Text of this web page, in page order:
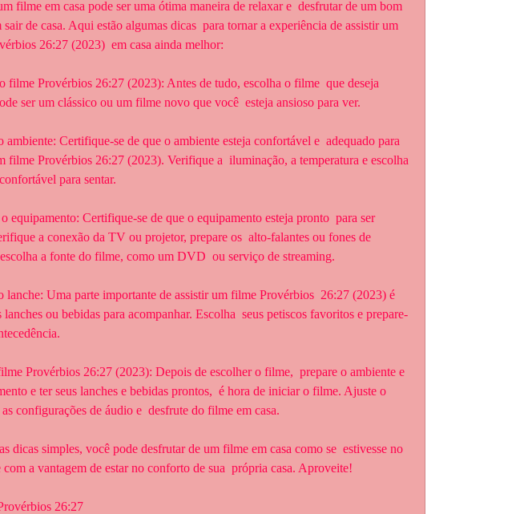
sair de casa. Aqui estão algumas dicas  para tornar a experiência de assistir um
26:27 (2023)  em casa ainda melhor:
ser um clássico ou um filme novo que você  esteja ansioso para ver.
filme Provérbios 26:27 (2023). Verifique a  iluminação, a temperatura e escolha
para sentar.
a conexão da TV ou projetor, prepare os  alto-falantes ou fones de
a fonte do filme, como um DVD  ou serviço de streaming.
lanches ou bebidas para acompanhar. Escolha  seus petiscos favoritos e prepare-
e ter seus lanches e bebidas prontos,  é hora de iniciar o filme. Ajuste o
configurações de áudio e  desfrute do filme em casa.
com a vantagem de estar no conforto de sua  própria casa. Aproveite!
26:27